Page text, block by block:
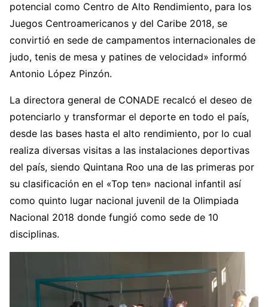
potencial como Centro de Alto Rendimiento, para los
Juegos Centroamericanos y del Caribe 2018, se
convirtió en sede de campamentos internacionales de
judo, tenis de mesa y patines de velocidad» informó
Antonio López Pinzón.
La directora general de CONADE recalcó el deseo de
potenciarlo y transformar el deporte en todo el país,
desde las bases hasta el alto rendimiento, por lo cual
realiza diversas visitas a las instalaciones deportivas
del país, siendo Quintana Roo una de las primeras por
su clasificación en el «Top ten» nacional infantil así
como quinto lugar nacional juvenil de la Olimpiada
Nacional 2018 donde fungió como sede de 10
disciplinas.